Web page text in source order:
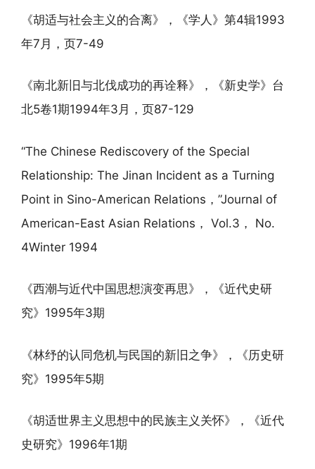
《胡适与社会主义的合离》，《学人》第4辑1993
年7月，页7-49
《南北新旧与北伐成功的再诠释》，《新史学》台
北5卷1期1994年3月，页87-129
“The Chinese Rediscovery of the Special
Relationship: The Jinan Incident as a Turning
Point in Sino-American Relations，”Journal of
American-East Asian Relations， Vol.3， No.
4Winter 1994
《西潮与近代中国思想演变再思》，《近代史研
究》1995年3期
《林纾的认同危机与民国的新旧之争》，《历史研
究》1995年5期
《胡适世界主义思想中的民族主义关怀》，《近代
史研究》1996年1期